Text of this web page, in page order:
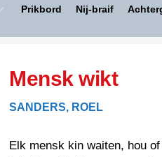
Prikbord Nij-braif
Mensk wikt
SANDERS, ROEL
Elk mensk kin waiten, hou